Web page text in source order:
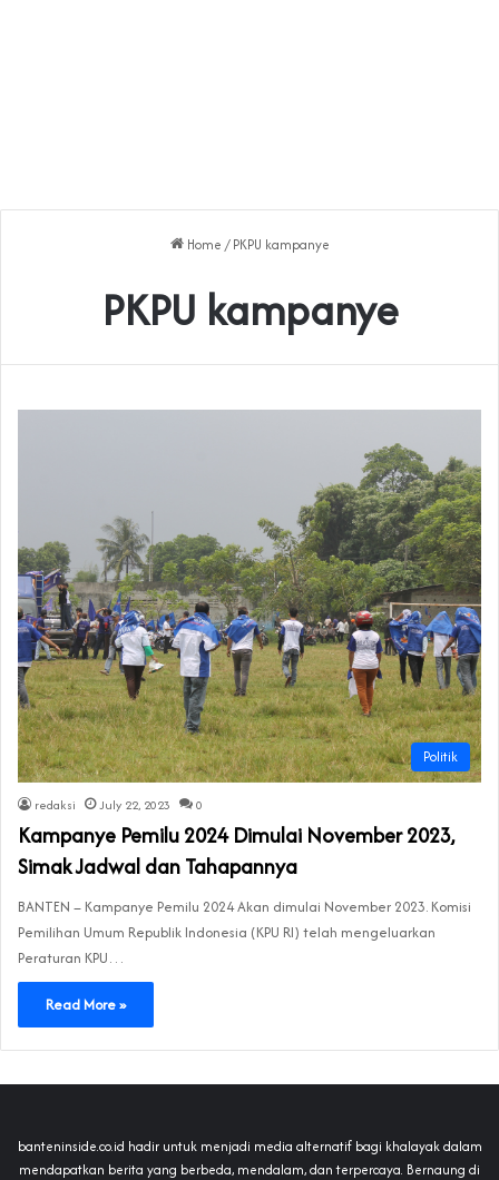
Home / PKPU kampanye
PKPU kampanye
Politik
redaksi July 22, 2023 0
Kampanye Pemilu 2024 Dimulai November 2023,
Simak Jadwal dan Tahapannya
BANTEN – Kampanye Pemilu 2024 Akan dimulai November 2023. Komisi
Pemilihan Umum Republik Indonesia (KPU RI) telah mengeluarkan
Peraturan KPU…
Read More »
banteninside.co.id hadir untuk menjadi media alternatif bagi khalayak dalam
mendapatkan berita yang berbeda, mendalam, dan terpercaya. Bernaung di